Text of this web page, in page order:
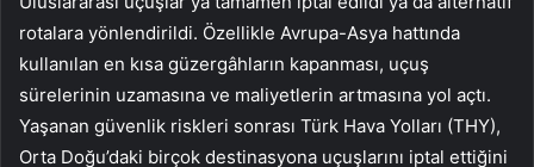
rotalara yönlendirildi. Özellikle Avrupa-Asya hattında
kullanılan en kısa güzergâhların kapanması, uçuş
sürelerinin uzamasına ve maliyetlerin artmasına yol açtı.
Yaşanan güvenlik riskleri sonrası Türk Hava Yolları (THY),
Orta Doğu’daki birçok destinasyona uçuşlarını iptal ettiğini